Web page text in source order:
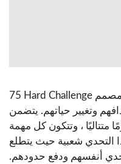
75 Hard Challenge هو برنامج مكثف بشكل لا يصدق مصمم
وتغيير حياتهم. يتضمن
75 مهمة على مدار 75 يومًا متتاليًا ، وتتكون كل مهمة
شعبية حيث يتطلع
أنفسهم ودفع حدودهم.